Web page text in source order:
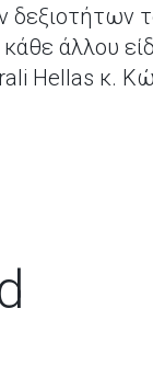
άλλου
Hellas κ.